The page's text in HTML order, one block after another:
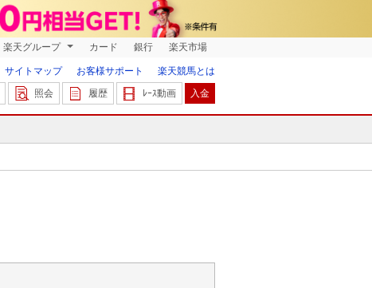
楽天グループ カード 銀行 楽天市場
サイトマップ お客様サポート
楽天競馬とは
照会 履歴 ﾚｰｽ動画 入金